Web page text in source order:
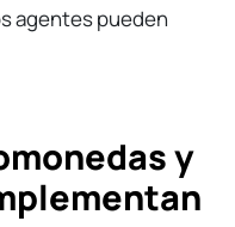
agentes pueden
y